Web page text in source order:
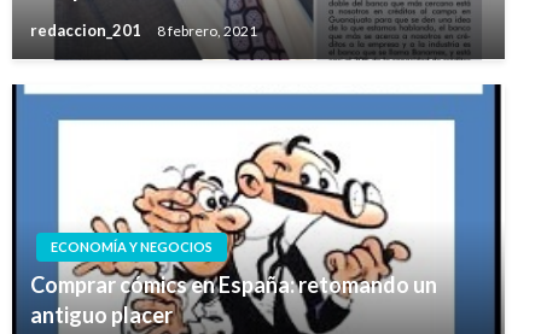
redaccion_201 8 febrero, 2021
ECONOMÍA Y NEGOCIOS
Comprar cómics en España: retomando un
antiguo placer